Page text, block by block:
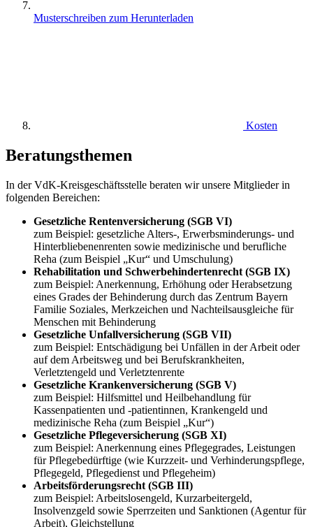
Musterschreiben zum Herunterladen
Kosten
Beratungsthemen
In der VdK-Kreisgeschäftsstelle beraten wir unsere Mitglieder in
folgenden Bereichen:
Gesetzliche Rentenversicherung (SGB VI)
zum Beispiel: gesetzliche Alters-, Erwerbsminderungs- und
Hinterbliebenenrenten sowie medizinische und berufliche
Reha (zum Beispiel „Kur“ und Umschulung)
Rehabilitation und Schwerbehindertenrecht (SGB IX)
zum Beispiel: Anerkennung, Erhöhung oder Herabsetzung
eines Grades der Behinderung durch das Zentrum Bayern
Familie Soziales, Merkzeichen und Nachteilsausgleiche für
Menschen mit Behinderung
Gesetzliche Unfallversicherung (SGB VII)
zum Beispiel: Entschädigung bei Unfällen in der Arbeit oder
auf dem Arbeitsweg und bei Berufskrankheiten,
Verletztengeld und Verletztenrente
Gesetzliche Krankenversicherung (SGB V)
zum Beispiel: Hilfsmittel und Heilbehandlung für
Kassenpatienten und -patientinnen, Krankengeld und
medizinische Reha (zum Beispiel „Kur“)
Gesetzliche Pflegeversicherung (SGB XI)
zum Beispiel: Anerkennung eines Pflegegrades, Leistungen
für Pflegebedürftige (wie Kurzzeit- und Verhinderungspflege,
Pflegegeld, Pflegedienst und Pflegeheim)
Arbeitsförderungsrecht (SGB III)
zum Beispiel: Arbeitslosengeld, Kurzarbeitergeld,
Insolvenzgeld sowie Sperrzeiten und Sanktionen (Agentur für
Arbeit), Gleichstellung